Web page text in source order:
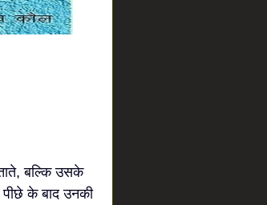
बल्कि उसके
पीछे के बाद उनकी